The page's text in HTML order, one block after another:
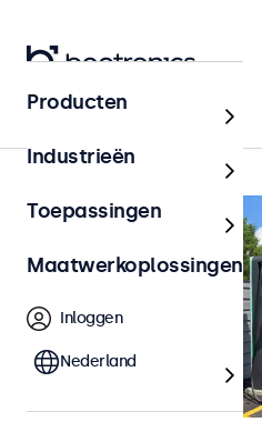
Home
Producten
Industrieën
Toepassingen
Maatwerkoplossingen
Inloggen
Nederland